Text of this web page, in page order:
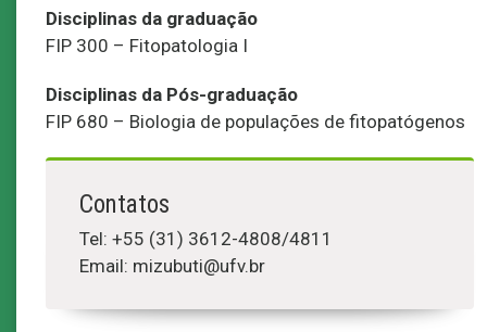
Disciplinas da graduação
FIP 300 – Fitopatologia I
Disciplinas da Pós-graduação
FIP 680 – Biologia de populações de fitopatógenos
Contatos
Tel: +55 (31) 3612-4808/4811
Email: mizubuti@ufv.br